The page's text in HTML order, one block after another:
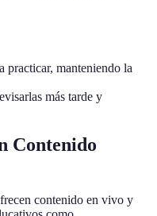
practicar, manteniendo la
más tarde y
Contenido
contenido en vivo y